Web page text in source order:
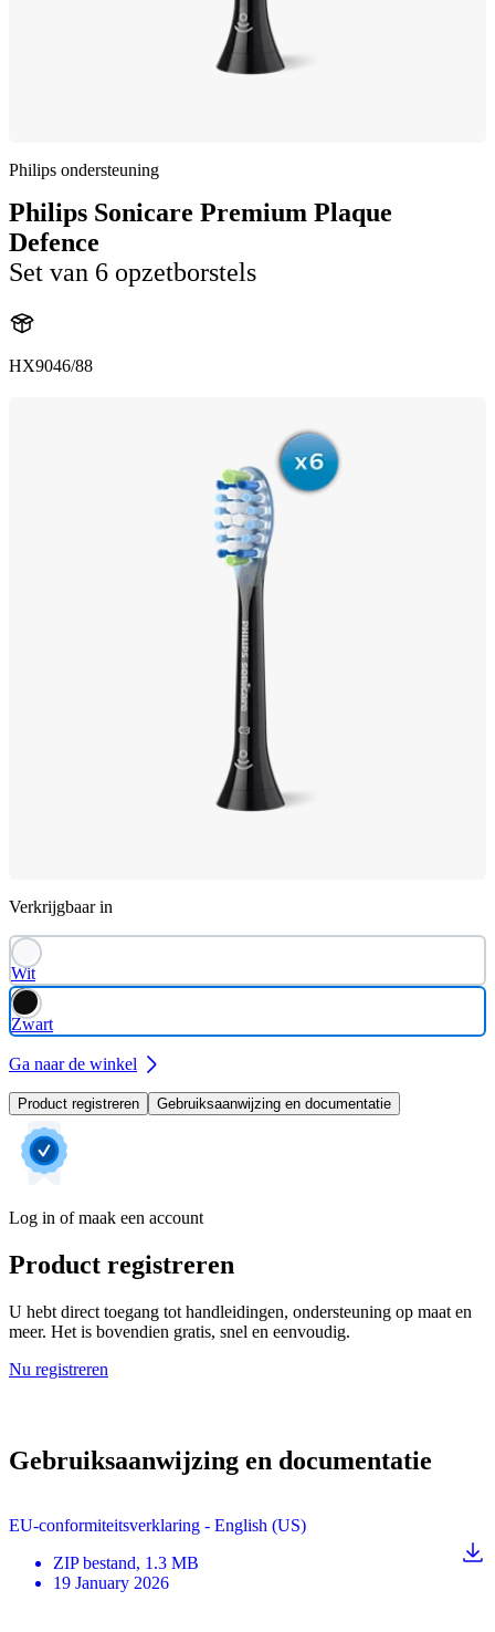
Philips ondersteuning
Philips Sonicare Premium Plaque
Defence
Set van 6 opzetborstels
HX9046/88
Verkrijgbaar in
Wit
Zwart
Ga naar de winkel
Product registreren Gebruiksaanwijzing en documentatie
Log in of maak een account
Product registreren
U hebt direct toegang tot handleidingen, ondersteuning op maat en
meer. Het is bovendien gratis, snel en eenvoudig.
Nu registreren
Gebruiksaanwijzing en documentatie
EU-conformiteitsverklaring - English (US)
ZIP bestand, 1.3 MB
19 January 2026